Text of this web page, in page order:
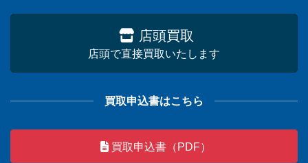
店頭買取
店頭で直接買取いたします
買取申込書はこちら
買取申込書（PDF）